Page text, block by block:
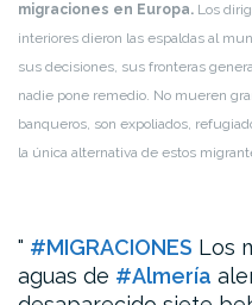
migraciones en Europa. Los
interiores dieron las espaldas al
sus decisiones, sus fronteras
nadie pone remedio. No mueren
banqueros, son expoliados,
la única alternativa de estos
#MIGRACIONES Los
aguas de #Almería